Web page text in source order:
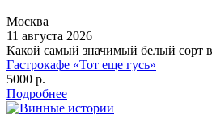
Москва
11 августа 2026
Какой самый значимый белый сорт
Гастрокафе «Тот еще гусь»
5000 р.
Подробнее